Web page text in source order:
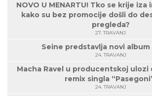
NOVO U MENARTU! Tko se krije iza
kako su bez promocije došli do
pregleda?
27. TRAVANJ
Seine predstavlja novi album
24. TRAVANJ
Macha Ravel u producentskoj ulozi
remix singla
24. TRAVANJ